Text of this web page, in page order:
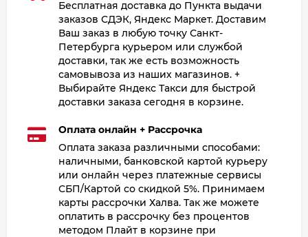
Бесплатная доставка до Пункта выдачи
заказов СДЭК, Яндекс Маркет. Доставим
Ваш заказ в любую точку Санкт-
Петербурга курьером или службой
доставки, так же есть возможность
самовывоза из наших магазинов. +
Выбирайте Яндекс Такси для быстрой
доставки заказа сегодня в корзине.
Оплата онлайн + Рассрочка
Оплата заказа различными способами:
наличными, банковской картой курьеру
или онлайн через платежные сервисы
СБП/Картой со скидкой 5%. Принимаем
карты рассрочки Халва. Так же можете
оплатить в рассрочку без процентов
методом Плайт в корзине при